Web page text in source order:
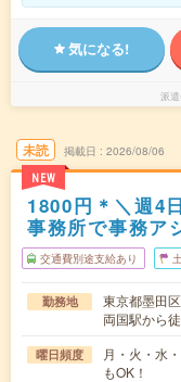
気になる!
派
未読
NEW
掲載日 2026/08/06
1800円＊＼週4
事務所で事務ア
交通費別途支給あり
勤務地
東京都墨田区
両国駅から
曜日頻度
月・火・水
もOK！